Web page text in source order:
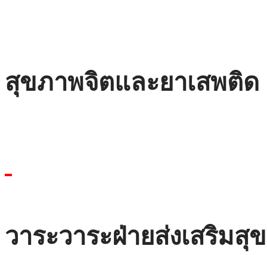
สุขภาพจิตและยาเสพติด
วาระวาระฝ่ายส่งเสริมสุ